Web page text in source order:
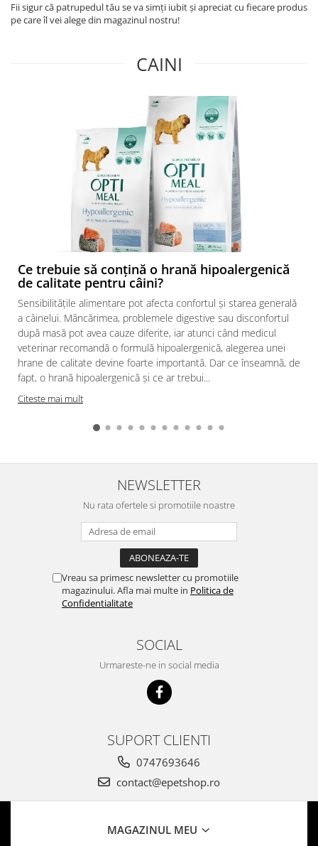
Fii sigur că patrupedul tău se va simți iubit și apreciat cu fiecare produs
pe care îl vei alege din magazinul nostru!
CAINI
Ce trebuie să conțină o hrană hipoalergenică
de calitate pentru câini?
Sensibilitățile alimentare pot afecta confortul și starea generală
a câinelui. Mâncărimea, problemele digestive sau disconfortul
după masă pot avea cauze diferite, iar atunci când medicul
veterinar recomandă o formulă hipoalergenică, alegerea unei
hrane de calitate devine foarte importantă. Dar ce înseamnă, de
fapt, o hrană hipoalergenică și ce ar trebui...
Citeste mai mult
NEWSLETTER
Nu rata ofertele si promotiile noastre
Vreau sa primesc newsletter cu promotiile
magazinului. Afla mai multe in Politica de
Confidentialitate
SOCIAL
Urmareste-ne in social media
SUPORT CLIENTI
0747693646
contact@epetshop.ro
MAGAZINUL MEU